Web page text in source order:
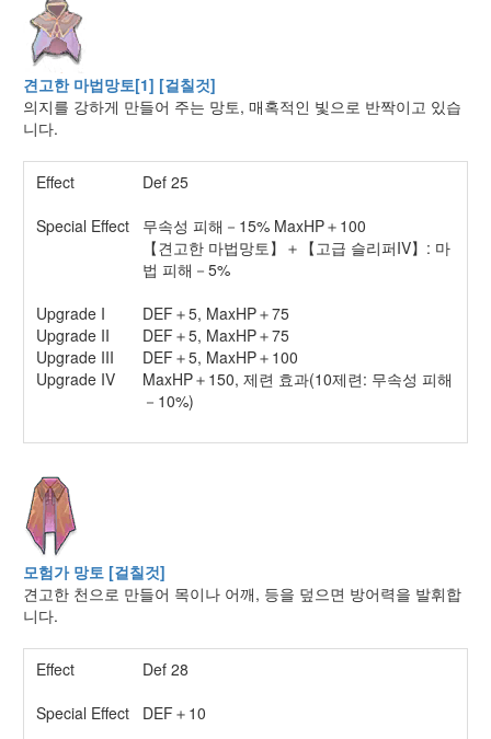
견고한 마법망토[1] [걸칠것]
의지를 강하게 만들어 주는 망토, 매혹적인 빛으로 반짝이고 있습
니다.
Effect
Def 25
Special Effect
무속성 피해－15% MaxHP＋100
【견고한 마법망토】＋【고급 슬리퍼IV】: 마
법 피해－5%
Upgrade I
DEF＋5, MaxHP＋75
Upgrade II
DEF＋5, MaxHP＋75
Upgrade III
DEF＋5, MaxHP＋100
Upgrade IV
MaxHP＋150, 제련 효과(10제련: 무속성 피해
－10%)
모험가 망토 [걸칠것]
견고한 천으로 만들어 목이나 어깨, 등을 덮으면 방어력을 발휘합
니다.
Effect
Def 28
Special Effect
DEF＋10